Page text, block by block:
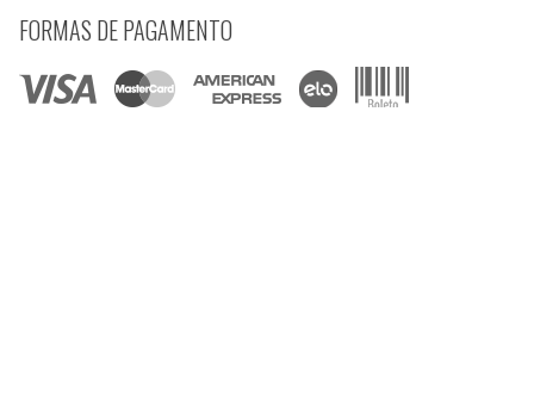
FORMAS DE PAGAMENTO